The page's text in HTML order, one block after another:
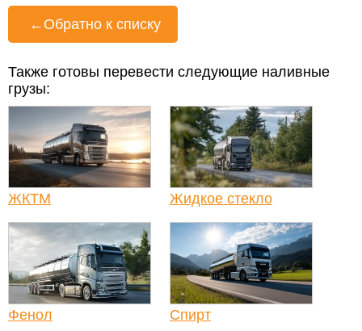
← Обратно к списку
Также готовы перевести следующие наливные
грузы:
ЖКТМ Жидкое стекло
Фенол Спирт